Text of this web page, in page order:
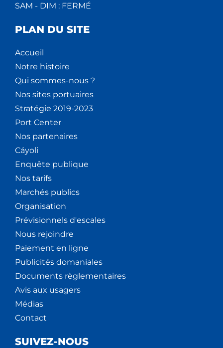
SAM - DIM : FERMÉ
PLAN DU SITE
Accueil
Notre histoire
Qui sommes-nous ?
Nos sites portuaires
Stratégie 2019-2023
Port Center
Nos partenaires
Cáyoli
Enquête publique
Nos tarifs
Marchés publics
Organisation
Prévisionnels d'escales
Nous rejoindre
Paiement en ligne
Publicités domaniales
Documents règlementaires
Avis aux usagers
Médias
Contact
SUIVEZ-NOUS